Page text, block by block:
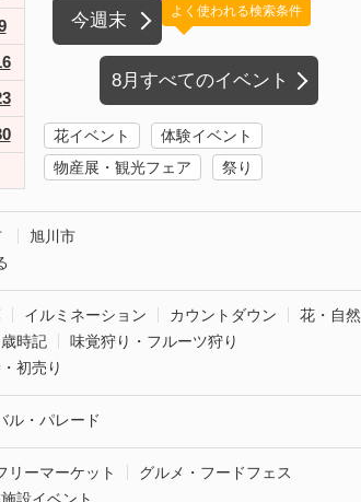
今週末
8月すべてのイベント
よく使われる検索条件
花イベント
体験イベント
物産展・観光フェア
祭り
旭川市
イルミネーション カウントダウン
花・自然
時記
味覚狩り・フルーツ狩り
初売り
ル・パレード
リーマーケット
グルメ・フードフェス